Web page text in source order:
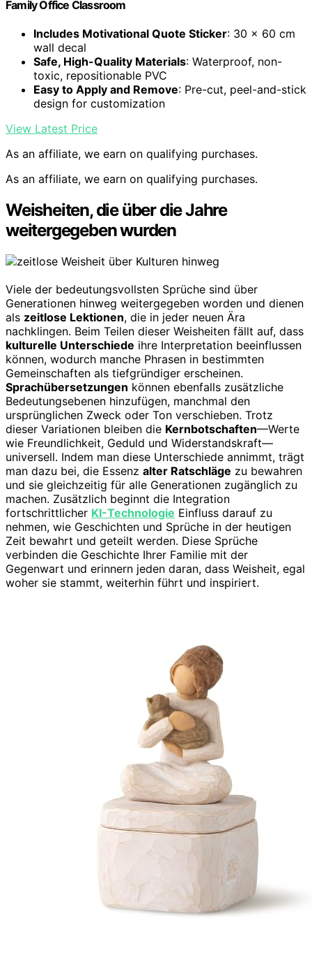
Family Office Classroom
Includes Motivational Quote Sticker: 30 x 60 cm
wall decal
Safe, High-Quality Materials: Waterproof, non-
toxic, repositionable PVC
Easy to Apply and Remove: Pre-cut, peel-and-stick
design for customization
View Latest Price
As an affiliate, we earn on qualifying purchases.
As an affiliate, we earn on qualifying purchases.
Weisheiten, die über die Jahre
weitergegeben wurden
Viele der bedeutungsvollsten Sprüche sind über
Generationen hinweg weitergegeben worden und dienen
als zeitlose Lektionen, die in jeder neuen Ära
nachklingen. Beim Teilen dieser Weisheiten fällt auf, dass
kulturelle Unterschiede ihre Interpretation beeinflussen
können, wodurch manche Phrasen in bestimmten
Gemeinschaften als tiefgründiger erscheinen.
Sprachübersetzungen können ebenfalls zusätzliche
Bedeutungsebenen hinzufügen, manchmal den
ursprünglichen Zweck oder Ton verschieben. Trotz
dieser Variationen bleiben die Kernbotschaften—Werte
wie Freundlichkeit, Geduld und Widerstandskraft—
universell. Indem man diese Unterschiede annimmt, trägt
man dazu bei, die Essenz alter Ratschläge zu bewahren
und sie gleichzeitig für alle Generationen zugänglich zu
machen. Zusätzlich beginnt die Integration
fortschrittlicher KI-Technologie Einfluss darauf zu
nehmen, wie Geschichten und Sprüche in der heutigen
Zeit bewahrt und geteilt werden. Diese Sprüche
verbinden die Geschichte Ihrer Familie mit der
Gegenwart und erinnern jeden daran, dass Weisheit, egal
woher sie stammt, weiterhin führt und inspiriert.